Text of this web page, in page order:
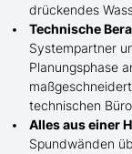
drückendes
Technische
Systempartner
Planungsphase
technischen
Alles aus einer
Spundwänden